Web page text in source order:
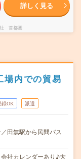
詳しく見る
社 首都圏
場内での貿易
録OK 派遣
田無駅から民間バス
社カレンダーあり♪大